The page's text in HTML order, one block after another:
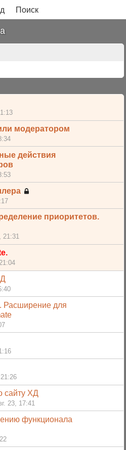
Поиск
модератором
действия
приоритетов.
21:31
Расширение для
сайту ХД
23, 17:41
функционала